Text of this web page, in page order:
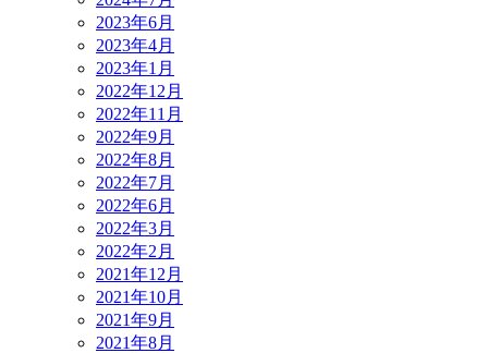
2023年6月
2023年4月
2023年1月
2022年12月
2022年11月
2022年9月
2022年8月
2022年7月
2022年6月
2022年3月
2022年2月
2021年12月
2021年10月
2021年9月
2021年8月